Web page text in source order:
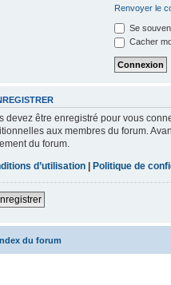
Renvoyer le
Se
Cacher
devez être enregistré pour vous
aux membres du forum.
du forum.
d’utilisation
Politique de
Index du forum